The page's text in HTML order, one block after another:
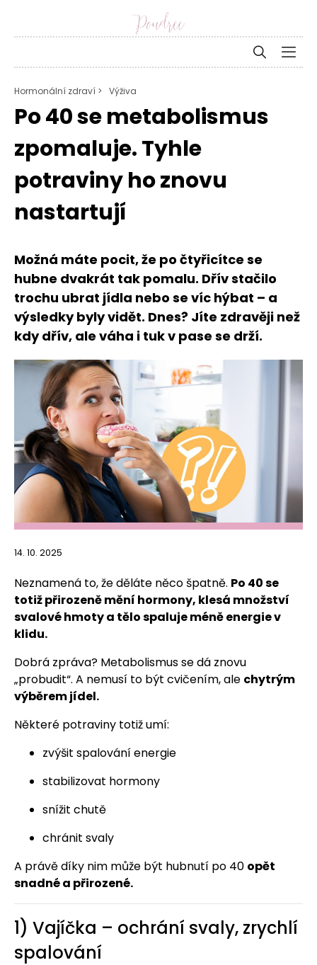
Hormonální zdraví > Výživa
Po 40 se metabolismus
zpomaluje. Tyhle
potraviny ho znovu
nastartují
Možná máte pocit, že po čtyřicítce se
hubne dvakrát tak pomalu. Dřív stačilo
trochu ubrat jídla nebo se víc hýbat – a
výsledky byly vidět. Dnes? Jíte zdravěji než
kdy dřív, ale váha i tuk v pase se drží.
14. 10. 2025
Neznamená to, že děláte něco špatně. Po 40 se
totiž přirozeně mění hormony, klesá množství
svalové hmoty a tělo spaluje méně energie v
klidu.
Dobrá zpráva? Metabolismus se dá znovu
„probudit“. A nemusí to být cvičením, ale chytrým
výběrem jídel.
Některé potraviny totiž umí:
zvýšit spalování energie
stabilizovat hormony
snížit chutě
chránit svaly
A právě díky nim může být hubnutí po 40 opět
snadné a přirozené.
1) Vajíčka – ochrání svaly, zrychlí
spalování